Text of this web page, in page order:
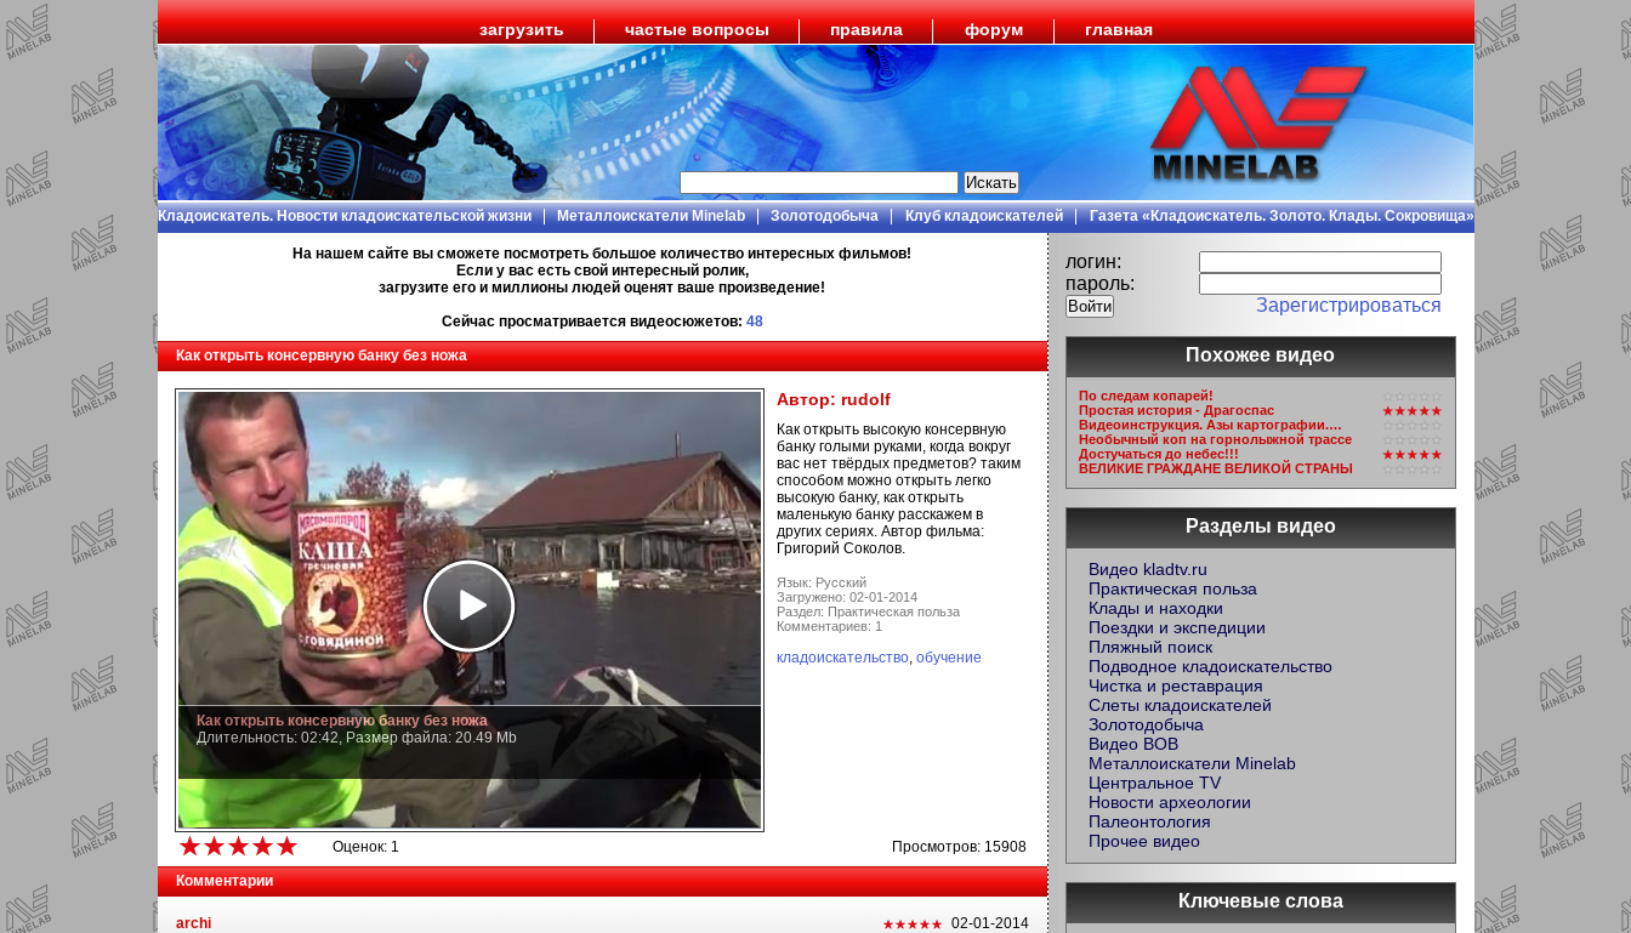
загрузить частые вопросы правила форум главная
Кладоискатель. Новости кладоискательской жизни Металлоискатели Minelab Золотодобыча Клуб кладоискателей Газета «Кладоискатель. Золото. Клады. Сокровища»
На нашем сайте вы сможете посмотреть большое количество интересных фильмов!
Если у вас есть свой интересный ролик,
загрузите его и миллионы людей оценят ваше произведение!
Сейчас просматривается видеосюжетов: 48
Как открыть консервную банку без ножа
Как открыть консервную банку без ножа
Длительность: 02:42, Размер файла: 20.49 Mb
Автор: rudolf
Как открыть высокую консервную
банку голыми руками, когда вокруг
вас нет твёрдых предметов? таким
способом можно открыть легко
высокую банку, как открыть
маленькую банку расскажем в
других сериях. Автор фильма:
Григорий Соколов.
Язык: Русский
Загружено: 02-01-2014
Раздел: Практическая польза
Комментариев: 1
кладоискательство, обучение
Оценок: 1
Просмотров: 15908
Комментарии
archi 02-01-2014
логин:
пароль:
Зарегистрироваться
Похожее видео
По следам копарей!
Простая история - Драгоспас
Видеоинструкция. Азы картографии.…
Необычный коп на горнолыжной трассе
Достучаться до небес!!!
ВЕЛИКИЕ ГРАЖДАНЕ ВЕЛИКОЙ СТРАНЫ
Разделы видео
Видео kladtv.ru
Практическая польза
Клады и находки
Поездки и экспедиции
Пляжный поиск
Подводное кладоискательство
Чистка и реставрация
Слеты кладоискателей
Золотодобыча
Видео ВОВ
Металлоискатели Minelab
Центральное TV
Новости археологии
Палеонтология
Прочее видео
Ключевые слова